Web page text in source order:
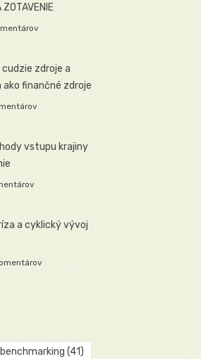
ZOTAVENIE
zdroje a
finančné zdroje
vstupu krajiny
a cyklický vývoj
benchmarking (41)